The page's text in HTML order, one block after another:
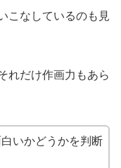
こなしているのも見
れだけ作画力もあら
いかどうかを判断